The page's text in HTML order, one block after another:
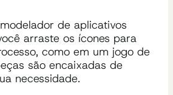
de aplicativos
arraste os ícones para
como em um jogo de
são encaixadas de
necessidade.